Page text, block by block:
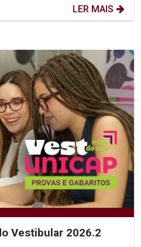
LER MAIS
Vestibular 2026.2